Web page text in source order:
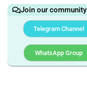
Join our community
Telegram Channel
WhatsApp Group